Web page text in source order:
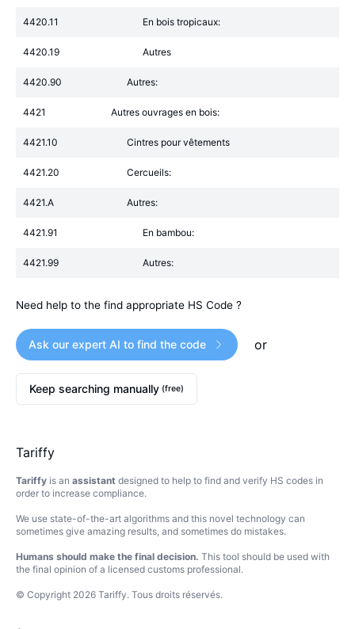
4420.11 En bois tropicaux:
4420.19 Autres
4420.90 Autres:
4421 Autres ouvrages en bois:
4421.10 Cintres pour vêtements
4421.20 Cercueils:
4421.A Autres:
4421.91 En bambou:
4421.99 Autres:
Need help to the find appropriate HS Code ?
Ask our expert AI to find the code or
Keep searching manually (free)
Tariffy
Tariffy is an assistant designed to help to find and verify HS codes in
order to increase compliance.
We use state-of-the-art algorithms and this novel technology can
sometimes give amazing results, and sometimes do mistakes.
Humans should make the final decision. This tool should be used with
the final opinion of a licensed customs professional.
© Copyright 2026 Tariffy. Tous droits réservés.